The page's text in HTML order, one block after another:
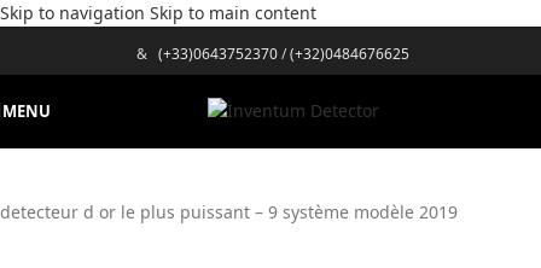
Skip to navigation Skip to main content
& (+33)0643752370/(+32)0484676625
MENU
detecteur d or le plus puissant – 9 système modèle 2019